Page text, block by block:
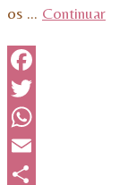
os … Continuar
Facebook
Twitter
WhatsApp
Email